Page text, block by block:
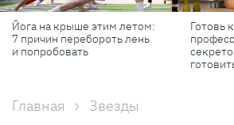
Йога на крыше этим летом:
7 причин перебороть лень
и попробовать
Готовь
Главная Звезды